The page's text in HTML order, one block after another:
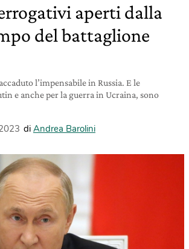
aperti dalla
del battaglione
l’impensabile in Russia. E le
e anche per la guerra in Ucraina, sono
di Andrea Barolini